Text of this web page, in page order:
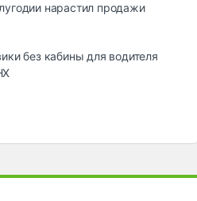
нарастил продажи
без кабины для водителя